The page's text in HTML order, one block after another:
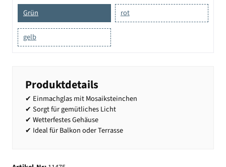
Grün
rot
gelb
Produktdetails
✔ Einmachglas mit Mosaiksteinchen
✔ Sorgt für gemütliches Licht
✔ Wetterfestes Gehäuse
✔ Ideal für Balkon oder Terrasse